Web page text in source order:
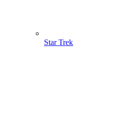
Star Trek